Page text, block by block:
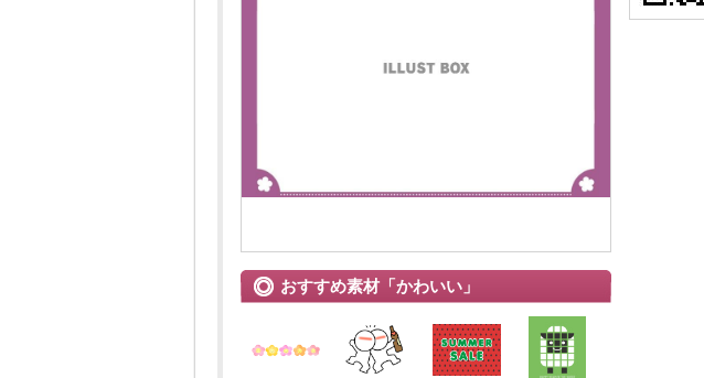
おすすめ素材「かわいい」